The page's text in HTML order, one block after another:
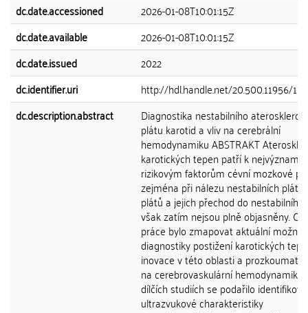
dc.date.accessioned
2026-01-08T10:01:15Z
dc.date.available
2026-01-08T10:01:15Z
dc.date.issued
2022
dc.identifier.uri
http://hdl.handle.net/20.500.11956/
dc.description.abstract
Diagnostika nestabilního
plátu karotid a vliv na cerebrální
hemodynamiku ABSTRAKT
karotických tepen patří k
rizikovým faktorům cévní mozkové
zejména při nálezu nestabilních
plátů a jejich přechod do
však zatím nejsou plně objasněny.
práce bylo zmapovat aktuální
diagnostiky postižení karotických
inovace v této oblasti a prozkoumat
na cerebrovaskulární hemodynamiku.
dílčích studiích se podařilo
ultrazvukové charakteristiky